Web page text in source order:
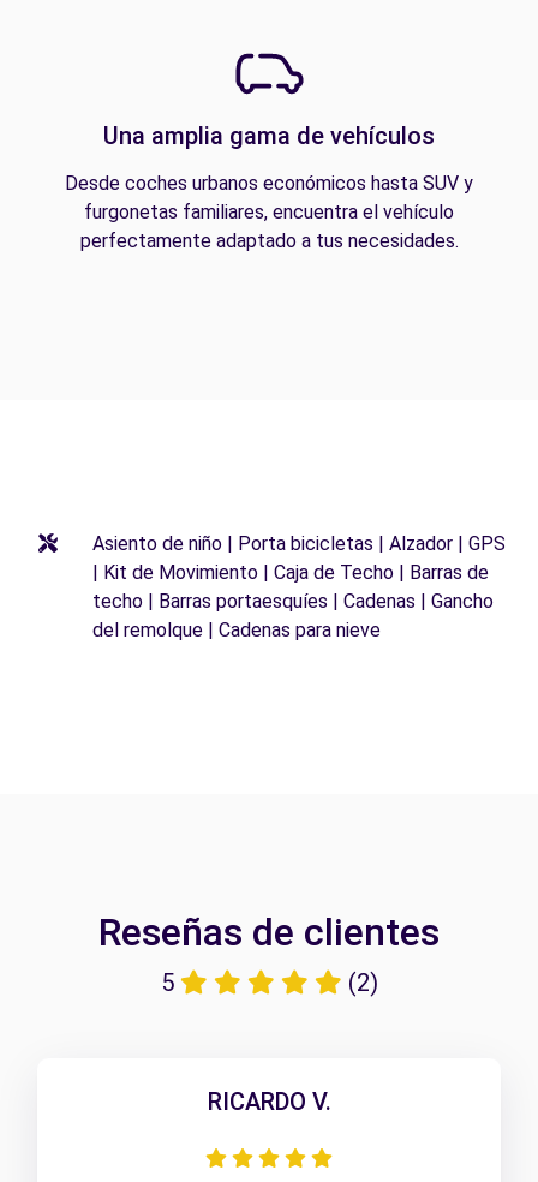
Una amplia gama de vehículos
Desde coches urbanos económicos hasta SUV y
furgonetas familiares, encuentra el vehículo
perfectamente adaptado a tus necesidades.
Asiento de niño | Porta bicicletas | Alzador | GPS
| Kit de Movimiento | Caja de Techo | Barras de
techo | Barras portaesquíes | Cadenas | Gancho
del remolque | Cadenas para nieve
Reseñas de clientes
5 (2)
RICARDO V.